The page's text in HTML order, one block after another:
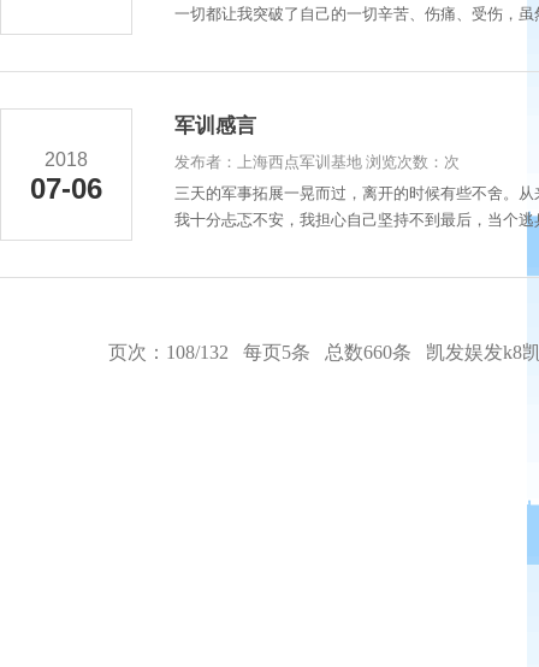
一切都让我突破了自己的一切辛苦、伤痛、受伤，
2018
07-06
军训感言
发布者：上海西点军训基地 浏览次数：次
三天的军事拓展一晃而过，离开的时候有些不舍。
我十分忐忑不安，我担心自己坚持不到最后，当个
页次：108/132 每页5条 总数660条 凯发娱发k8